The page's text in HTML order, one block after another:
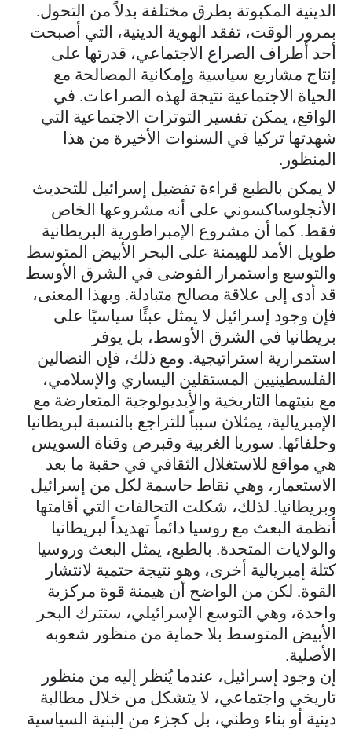
الدينية المكبوتة بطرق مختلفة بدلاً من التحول.
بمرور الوقت، تفقد الهوية الدينية، التي أصبحت
أحد أطراف الصراع الاجتماعي، قدرتها على
إنتاج مشاريع سياسية وإمكانية المصالحة مع
الحياة الاجتماعية نتيجة لهذه الصراعات. في
الواقع، يمكن تفسير التوترات الاجتماعية التي
شهدتها تركيا في السنوات الأخيرة من هذا
المنظور.
لا يمكن بالطبع قراءة تفضيل إسرائيل للتحديث
الأنجلوساكسوني على أنه مشروعها الخاص
فقط. كما أن مشروع الإمبراطورية البريطانية
طويل الأمد للهيمنة على البحر الأبيض المتوسط
والتوسع واستمرار الفوضى في الشرق الأوسط
قد أدى إلى علاقة مصالح متبادلة. وبهذا المعنى،
فإن وجود إسرائيل لا يمثل عبئًا سياسيًا على
بريطانيا في الشرق الأوسط، بل يوفر
استمرارية استراتيجية. ومع ذلك، فإن النضالين
الفلسطينيين المستقلين اليساري والإسلامي،
مع بنيتهما التاريخية والأيديولوجية المتعارضة مع
الإمبريالية، يمثلان سبباً للتراجع بالنسبة لبريطانيا
وحلفائها. سوريا الغربية وقبرص وقناة السويس
هي مواقع للاستغلال الثقافي في حقبة ما بعد
الاستعمار، وهي نقاط حاسمة لكل من إسرائيل
وبريطانيا. لذلك، شكلت التحالفات التي أقامتها
أنظمة البعث مع روسيا دائماً تهديداً لبريطانيا
والولايات المتحدة. بالطبع، يمثل البعث وروسيا
كتلة إمبريالية أخرى، وهو نتيجة حتمية لانتشار
القوة. لكن من الواضح أن هيمنة قوة مركزية
واحدة، وهي التوسع الإسرائيلي، ستترك البحر
الأبيض المتوسط بلا حماية من منظور شعوبه
الأصلية.
إن وجود إسرائيل، عندما يُنظر إليه من منظور
تاريخي واجتماعي، لا يتشكل من خلال مطالبة
دينية أو بناء وطني، بل كجزء من البنية السياسية